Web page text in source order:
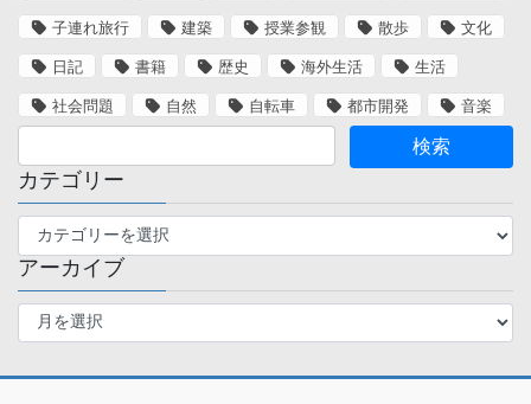
子連れ旅行 建築 授業参観 散歩 文化
日記 書籍 歴史 海外生活 生活
社会問題 自然 自転車 都市開発 音楽
カテゴリー
テ
ゴ
リ
アーカイブ
ア
イ